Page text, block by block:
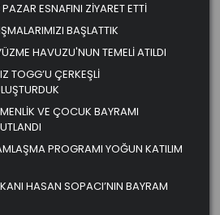
ESNAFINI ZİYARET ETTİ
BAŞLATTIK
HAVUZU'NUN TEMELİ ATILDI
TOGG’U ÇERKEŞLİ
VE ÇOCUK BAYRAMI
PROGRAMI YOĞUN KATILIM
HASAN SOPACI’NIN BAYRAM